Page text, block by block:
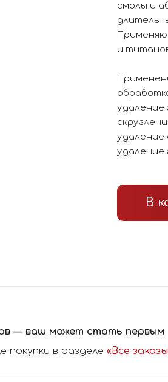
смолы и
и
удаление
удаление
удаление
В
— ваш может стать первым
покупки в разделе «Все